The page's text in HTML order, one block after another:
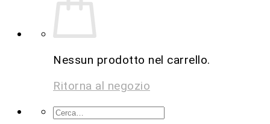
Nessun prodotto nel carrello.
Ritorna al negozio